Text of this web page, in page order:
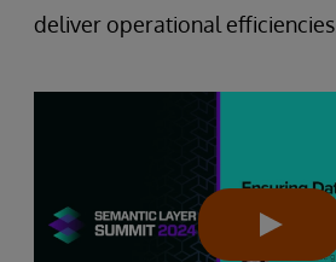
deliver operational efficiencies.